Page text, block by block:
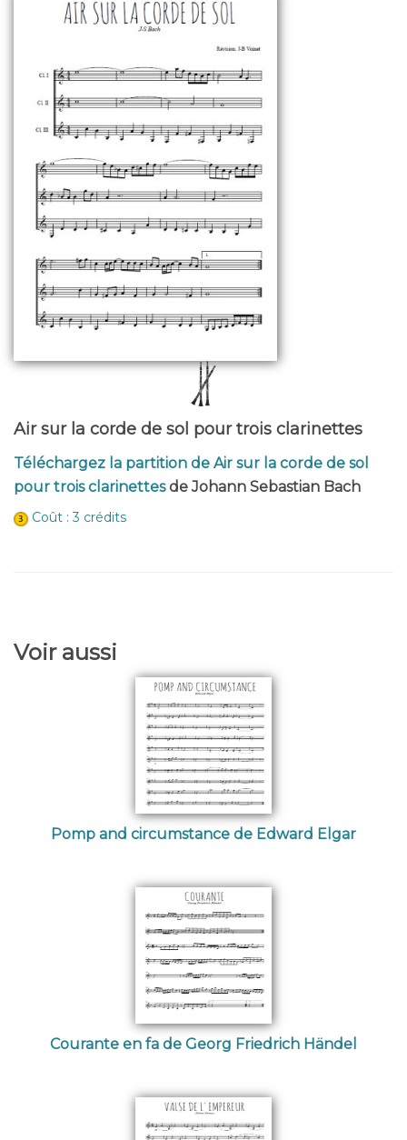
Air sur la corde de sol pour trois clarinettes
Téléchargez la partition de Air sur la corde de sol
pour trois clarinettesde Johann Sebastian Bach
Coût : 3 crédits
Voir aussi
Pomp and circumstance de Edward Elgar
Courante en fa de Georg Friedrich Händel